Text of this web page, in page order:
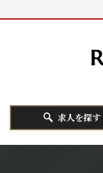
求人を探す